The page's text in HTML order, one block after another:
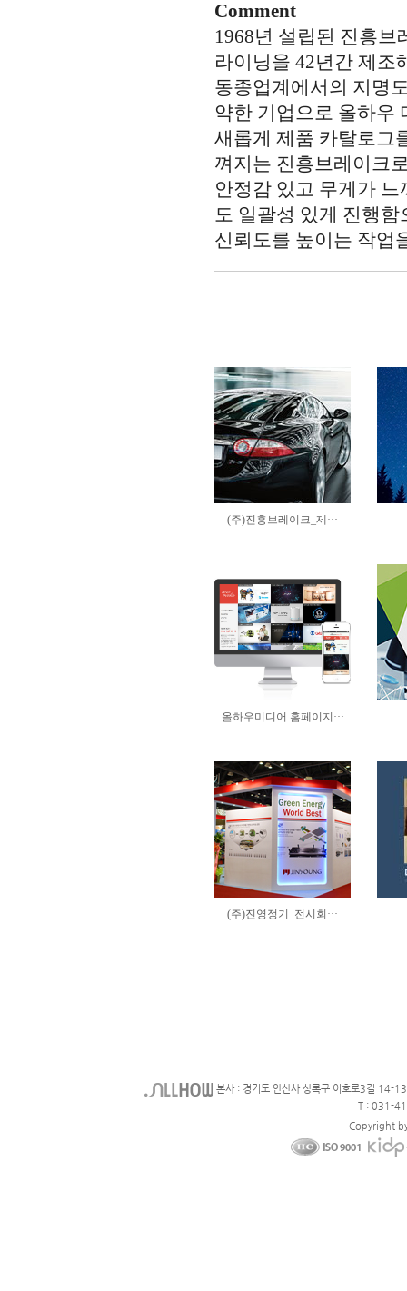
Comment
1968년 설립된 진흥
라이닝을 42년간 제조
동종업계에서의 지명
약한 기업으로 올하우
새롭게 제품 카탈로그
껴지는 진흥브레이크
안정감 있고 무게가
도 일괄성 있게 진행
신뢰도를 높이는 작업
본사 : 경기도 안산사 상록구 이호로3길 14-
T : 031-
Copyright